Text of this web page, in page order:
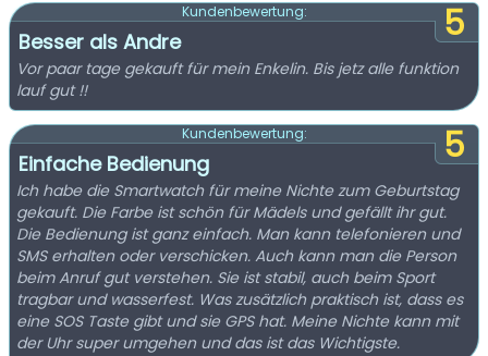
5
Kundenbewertung:
Besser als Andre
Vor paar tage gekauft für mein Enkelin. Bis jetz alle funktion
lauf gut !!
5
Kundenbewertung:
Einfache Bedienung
Ich habe die Smartwatch für meine Nichte zum Geburtstag
gekauft. Die Farbe ist schön für Mädels und gefällt ihr gut.
Die Bedienung ist ganz einfach. Man kann telefonieren und
SMS erhalten oder verschicken. Auch kann man die Person
beim Anruf gut verstehen. Sie ist stabil, auch beim Sport
tragbar und wasserfest. Was zusätzlich praktisch ist, dass es
eine SOS Taste gibt und sie GPS hat. Meine Nichte kann mit
der Uhr super umgehen und das ist das Wichtigste.